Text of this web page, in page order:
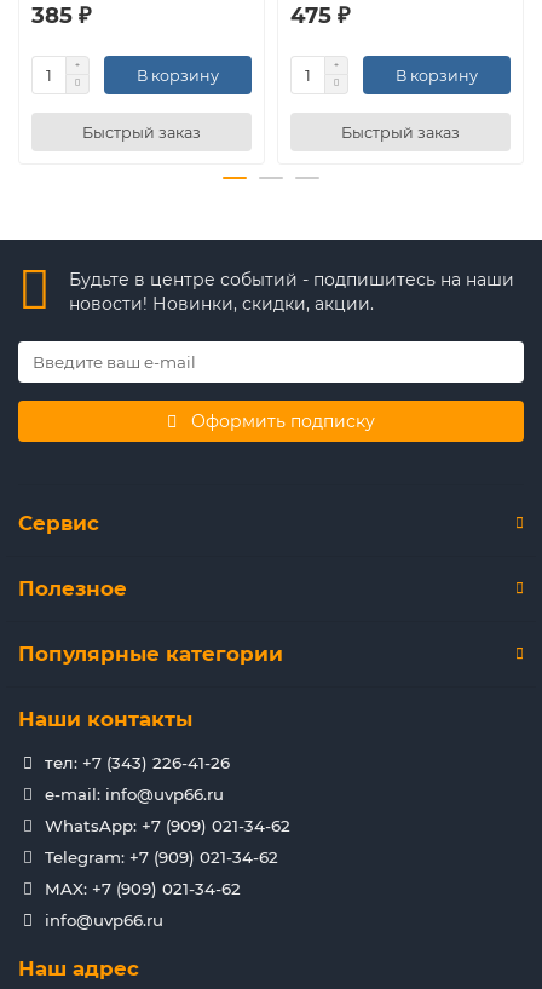
385 ₽
В корзину
Быстрый заказ
475 ₽
В корзину
Быстрый заказ
Будьте в центре событий - подпишитесь на наши
новости! Новинки, скидки, акции.
Оформить подписку
Сервис
Полезное
Популярные категории
Наши контакты
тел: +7 (343) 226-41-26
e-mail: info@uvp66.ru
WhatsApp: +7 (909) 021-34-62
Telegram: +7 (909) 021-34-62
MAX: +7 (909) 021-34-62
info@uvp66.ru
Наш адрес